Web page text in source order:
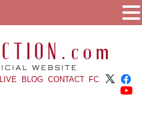
LIVE BLOG CONTACT FC